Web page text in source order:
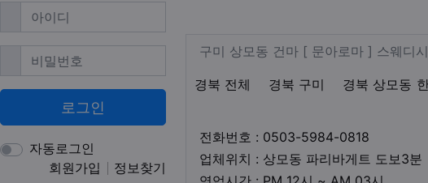
구미 상모동 스웨디
업체 정보
구미 상모동 건마 [
구미 상모동 건마 [ 문아로마 ] 스웨디
경북 전체 경북 구미 경북 상모동
지역1
테마
전화번호 : 0503-5984-0818
업체위치 : 상모동 파리바게트 도보3분
아이디 필수
비밀번호필수
로그인
자동로그인
회원가입
정보찾기